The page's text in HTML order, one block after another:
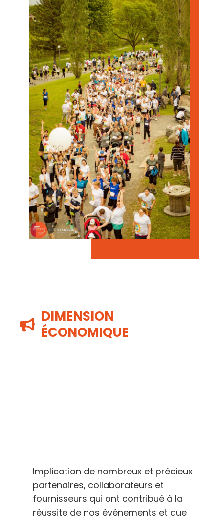
DIMENSION
ÉCONOMIQUE
Implication de nombreux et précieux
partenaires, collaborateurs et
fournisseurs qui ont contribué à la
réussite de nos événements et que